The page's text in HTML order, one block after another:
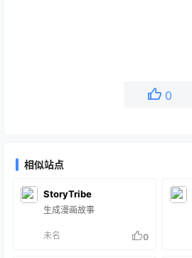
0
相似站点
StoryTribe
生成漫画故事
未名 0